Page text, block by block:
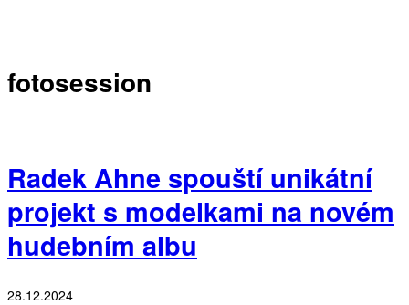
fotosession
Radek Ahne spouští unikátní
projekt s modelkami na novém
hudebním albu
28.12.2024